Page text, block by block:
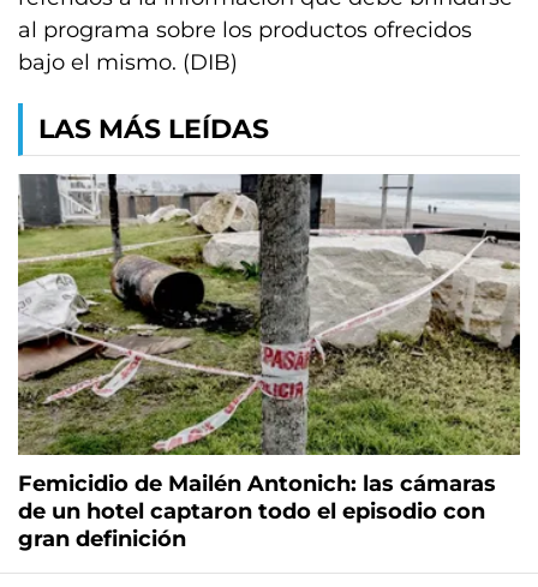
al programa sobre los productos ofrecidos
bajo el mismo. (DIB)
LAS MÁS LEÍDAS
Femicidio de Mailén Antonich: las cámaras
de un hotel captaron todo el episodio con
gran definición